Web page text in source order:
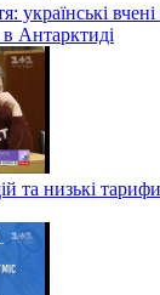
українські
в Антарктиді
та низькі